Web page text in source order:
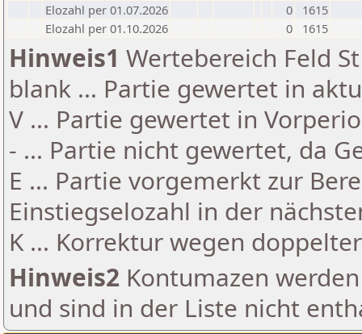
Elozahl per 01.07.2026
0
1615
Elozahl per 01.10.2026
0 1615
Hinweis1 Wertebereich Feld
blank ... Partie gewertet in
V ... Partie gewertet in
- ... Partie nicht gewertet, da
E ... Partie vorgemerkt zur
Einstiegselozahl in der
K ... Korrektur wegen
Hinweis2 Kontumazen
und sind in der Liste nicht